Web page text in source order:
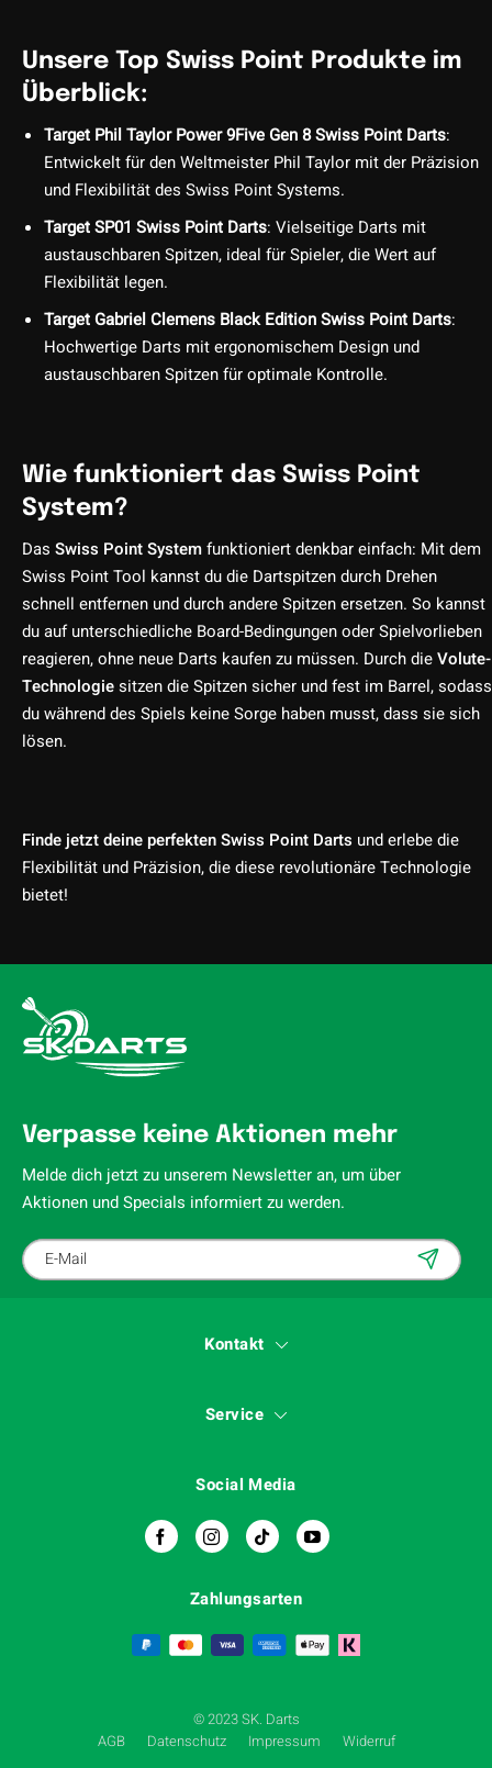
Unsere Top Swiss Point Produkte im
Überblick:
Target Phil Taylor Power 9Five Gen 8 Swiss Point Darts:
Entwickelt für den Weltmeister Phil Taylor mit der Präzision
und Flexibilität des Swiss Point Systems.
Target SP01 Swiss Point Darts: Vielseitige Darts mit
austauschbaren Spitzen, ideal für Spieler, die Wert auf
Flexibilität legen.
Target Gabriel Clemens Black Edition Swiss Point Darts:
Hochwertige Darts mit ergonomischem Design und
austauschbaren Spitzen für optimale Kontrolle.
Wie funktioniert das Swiss Point
System?
Das Swiss Point Systemfunktioniert denkbar einfach: Mit dem
Swiss Point Tool kannst du die Dartspitzen durch Drehen
schnell entfernen und durch andere Spitzen ersetzen. So kannst
du auf unterschiedliche Board-Bedingungen oder Spielvorlieben
reagieren, ohne neue Darts kaufen zu müssen. Durch dieVolute-
Technologiesitzen die Spitzen sicher und fest im Barrel, sodass
du während des Spiels keine Sorge haben musst, dass sie sich
lösen.
Finde jetzt deine perfekten Swiss Point Darts und erlebe die
Flexibilität und Präzision, die diese revolutionäre Technologie
bietet!
Verpasse keine Aktionen mehr
Melde dich jetzt zu unserem Newsletter an, um über
Aktionen und Specials informiert zu werden.
Kontakt
Service
Social Media
Zahlungsarten
© 2023 SK. Darts
AGB
Datenschutz Impressum Widerruf